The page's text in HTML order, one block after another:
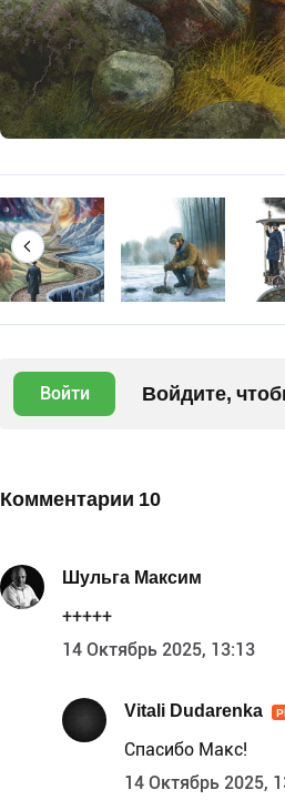
Войти Войдите,
Комментарии 10
Шульга Максим
+++++
14 Октябрь 2025, 13:13
Vitali Dudarenka
Спасибо Макс!
14 Октябрь 2025,